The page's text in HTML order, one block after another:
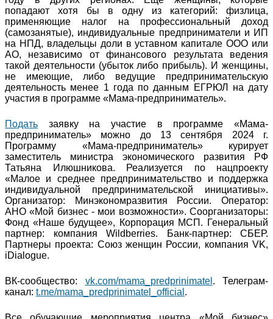
попадают хотя бы в одну из категорий: физлица,
применяющие налог на профессиональный доход
(самозанятые), индивидуальные предприниматели и ИП
на НПД, владельцы доли в уставном капитале ООО или
АО, независимо от финансового результата ведения
такой деятельности (убыток либо прибыль). И женщины,
не имеющие, либо ведущие предпринимательскую
деятельность менее 1 года по данным ЕГРЮЛ на дату
участия в программе «Мама-предприниматель».
Подать заявку на участие в программе «Мама-
предприниматель» можно до 13 сентября 2024 г.
Программу «Мама-предприниматель» курирует
заместитель министра экономического развития РФ
Татьяна Илюшникова. Реализуется по нацпроекту
«Малое и среднее предпринимательство и поддержка
индивидуальной предпринимательской инициативы».
Организатор: Минэкономразвития России. Оператор:
АНО «Мой бизнес - мои возможности». Соорганизаторы:
Фонд «Наше будущее», Корпорация МСП. Генеральный
партнер: компания Wildberries. Банк-партнер: СБЕР.
Партнеры проекта: Союз женщин России, компания VK,
iDialogue.
ВК-сообщество: vk.com/mama_predprinimatel . Телеграм-
канал: t.me/mama_predprinimatel_official .